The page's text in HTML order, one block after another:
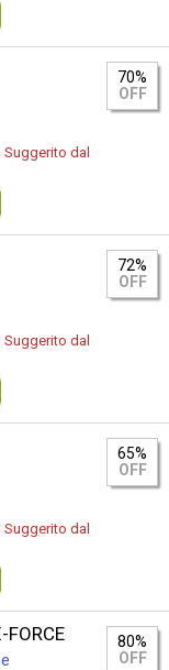
70%
OFF
dal
72%
OFF
dal
65%
OFF
dal
FORCE
80%
OFF